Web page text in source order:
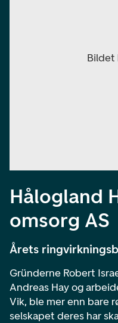
Hålogland
omsorg AS
Årets
Gründerne Robert
Andreas Hay og
Vik, ble mer enn bare
selskapet deres har